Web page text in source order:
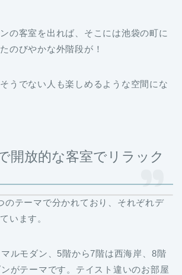
の客室を出れば、そこには池袋の町に
のびやかな外階段が！
うでない人も楽しめるような空間にな
開放的な客室でリラック
のテーマで分かれており、それぞれデ
います。
ルモダン、5階から7階は西海岸、8階
がテーマです。テイスト違いのお部屋